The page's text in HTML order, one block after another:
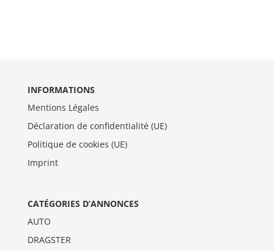
INFORMATIONS
Mentions Légales
Déclaration de confidentialité (UE)
Politique de cookies (UE)
Imprint
CATÉGORIES D’ANNONCES
AUTO
DRAGSTER